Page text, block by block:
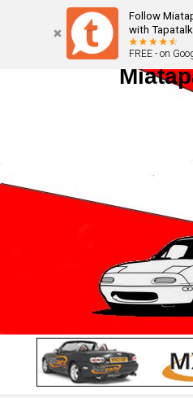
Follow
with
FREE - on